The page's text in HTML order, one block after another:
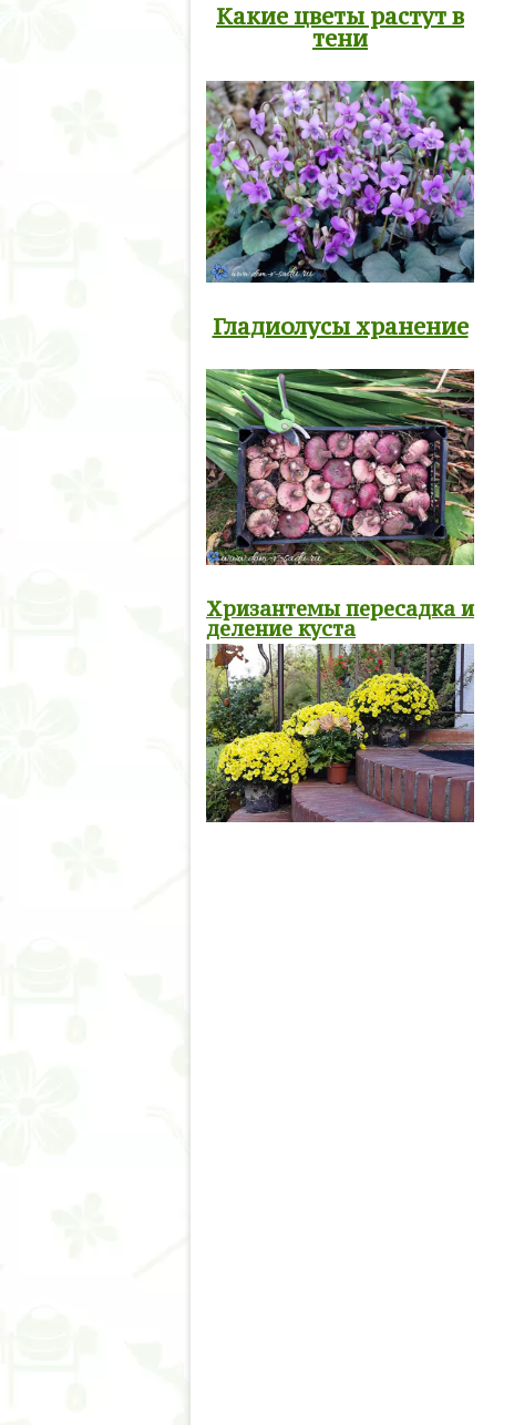
Какие цветы растут в
тени
Гладиолусы хранение
Хризантемы пересадка и
деление куста